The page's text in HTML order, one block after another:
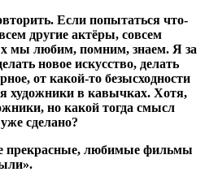
Если попытаться что-
другие актёры, совсем
мы любим, помним, знаем. Я за
новое искусство, делать
от какой-то безысходности
художники в кавычках. Хотя,
но какой тогда смысл
сделано?
прекрасные, любимые фильмы